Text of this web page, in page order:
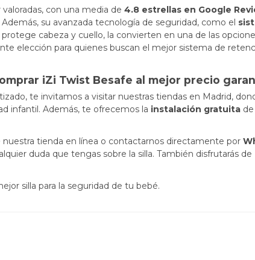
con una media de 4.8 estrellas en Google
su avanzada tecnología de seguridad, como el
protege cabeza y cuello, la convierten en una de las
elección para quienes buscan el mejor sistema de
iZi Twist Besafe al mejor precio
te invitamos a visitar nuestras tiendas en Madrid,
infantil. Además, te ofrecemos la instalación gratuita
tienda en línea o contactarnos directamente por
duda que tengas sobre la silla. También disfrutarás de
silla para la seguridad de tu bebé.